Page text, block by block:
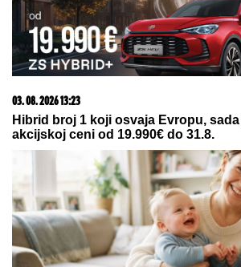
(FOTO) GORI KOMO!
Praseta zapalila
Milena objavila
bujni dekolte u